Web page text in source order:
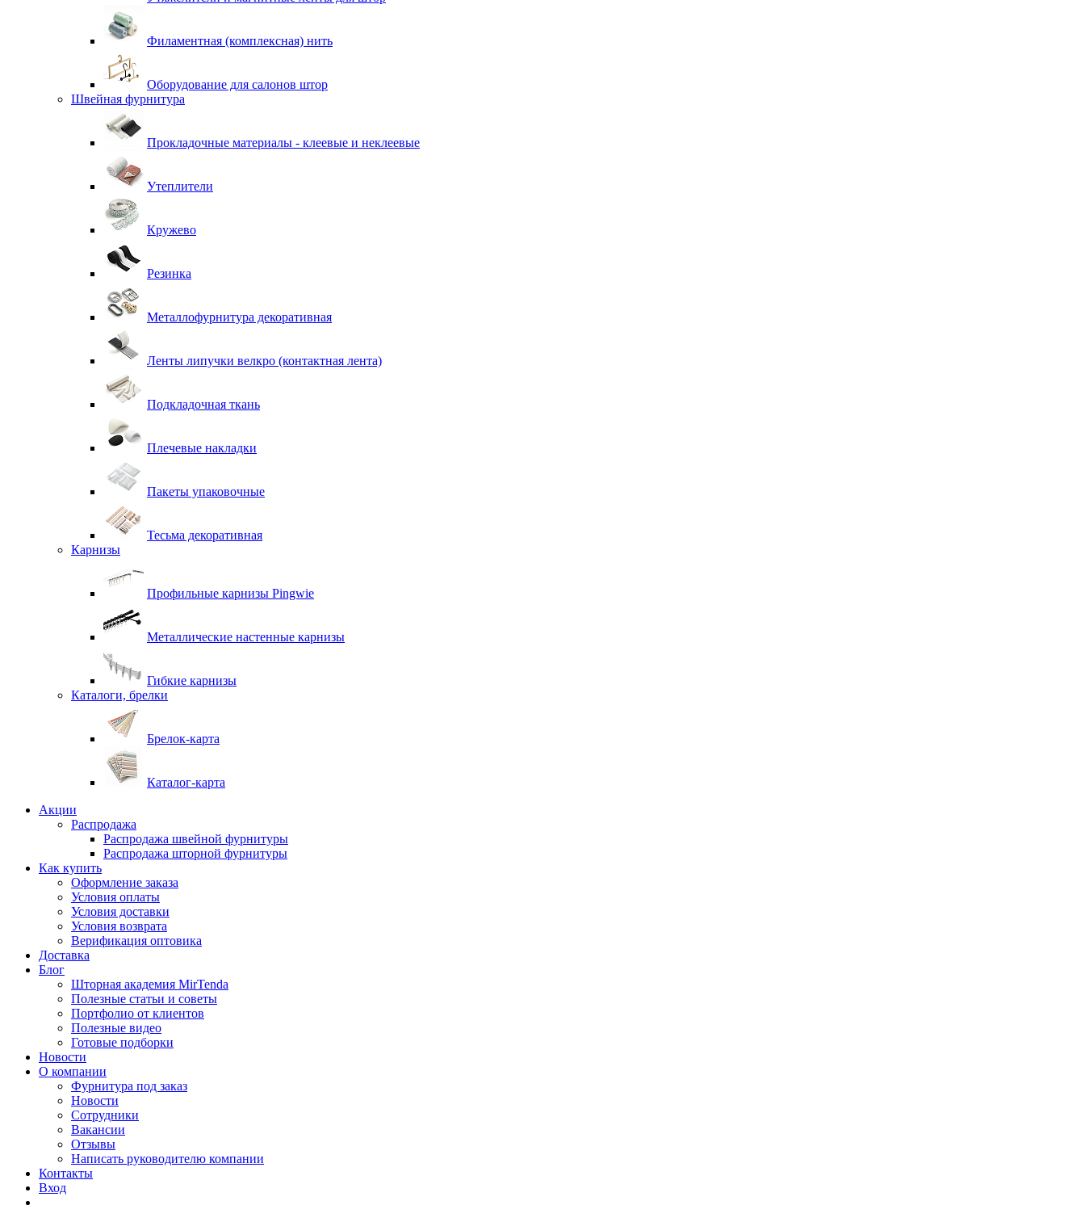
Филаментная (комплексная) нить
Оборудование для салонов штор
Швейная фурнитура
Прокладочные материалы - клеевые и неклеевые
Утеплители
Кружево
Резинка
Металлофурнитура декоративная
Ленты липучки велкро (контактная лента)
Подкладочная ткань
Плечевые накладки
Пакеты упаковочные
Тесьма декоративная
Карнизы
Профильные карнизы Pingwie
Металлические настенные карнизы
Гибкие карнизы
Каталоги, брелки
Брелок-карта
Каталог-карта
Акции
Распродажа
Распродажа швейной фурнитуры
Распродажа шторной фурнитуры
Как купить
Оформление заказа
Условия оплаты
Условия доставки
Условия возврата
Верификация оптовика
Доставка
Блог
Шторная академия MirTenda
Полезные статьи и советы
Портфолио от клиентов
Полезные видео
Готовые подборки
Новости
О компании
Фурнитура под заказ
Новости
Сотрудники
Вакансии
Отзывы
Написать руководителю компании
Контакты
Вход